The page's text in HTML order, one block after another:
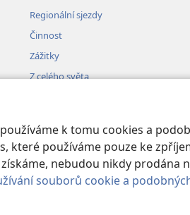
k tomu cookies a
které používáme pouze ke
nebudou nikdy prodána
souborů cookie a
Regionální sjezdy
Činnost
Zážitky
Z celého světa
Pennsylvania.